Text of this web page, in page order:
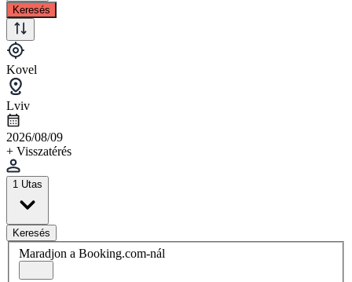
Keresés
Kovel
Lviv
2026/08/09
+ Visszatérés
1 Utas
Keresés
Maradjon a Booking.com-nál